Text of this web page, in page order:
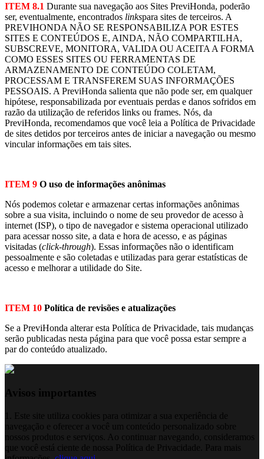
ITEM 8.1 Durante sua navegação aos Sites PreviHonda, poderão
ser, eventualmente, encontrados linkspara sites de terceiros. A
PREVIHONDA NÃO SE RESPONSABILIZA POR ESTES
SITES E CONTEÚDOS E, AINDA, NÃO COMPARTILHA,
SUBSCREVE, MONITORA, VALIDA OU ACEITA A FORMA
COMO ESSES SITES OU FERRAMENTAS DE
ARMAZENAMENTO DE CONTEÚDO COLETAM,
PROCESSAM E TRANSFEREM SUAS INFORMAÇÕES
PESSOAIS. A PreviHonda salienta que não pode ser, em qualquer
hipótese, responsabilizada por eventuais perdas e danos sofridos em
razão da utilização de referidos links ou frames. Nós, da
PreviHonda, recomendamos que você leia a Política de Privacidade
de sites detidos por terceiros antes de iniciar a navegação ou mesmo
vincular informações em tais sites.
ITEM 9 O uso de informações anônimas
Nós podemos coletar e armazenar certas informações anônimas
sobre a sua visita, incluindo o nome de seu provedor de acesso à
internet (ISP), o tipo de navegador e sistema operacional utilizado
para acessar nosso site, a data e hora de acesso, e as páginas
visitadas (click-through). Essas informações não o identificam
pessoalmente e são coletadas e utilizadas para gerar estatísticas de
acesso e melhorar a utilidade do Site.
ITEM 10 Política de revisões e atualizações
Se a PreviHonda alterar esta Política de Privacidade, tais mudanças
serão publicadas nesta página para que você possa estar sempre a
par do conteúdo atualizado.
Avisos importantes
1. Este site utiliza cookies para otimizar a sua experiência de
navegação e oferecer a você um conteúdo personalizado sobre
nossos produtos e serviços. Ao continuar navegando, consideramos
que você está ciente de nossa Política de Privacidade. Para mais